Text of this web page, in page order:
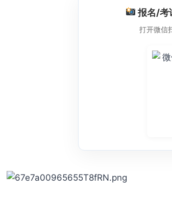
报名/考
打开微信